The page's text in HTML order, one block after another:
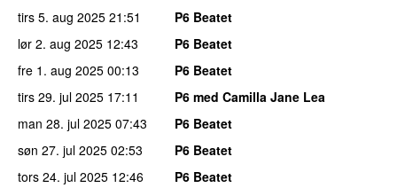
tirs 5. aug 2025 21:51
P6 Beatet
lør 2. aug 2025 12:43
P6 Beatet
fre 1. aug 2025 00:13
P6 Beatet
tirs 29. jul 2025 17:11
P6 med Camilla Jane Lea
man 28. jul 2025 07:43
P6 Beatet
søn 27. jul 2025 02:53
P6 Beatet
tors 24. jul 2025 12:46
P6 Beatet